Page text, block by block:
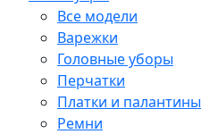
Все модели
Варежки
Головные уборы
Перчатки
Платки и палантины
Ремни